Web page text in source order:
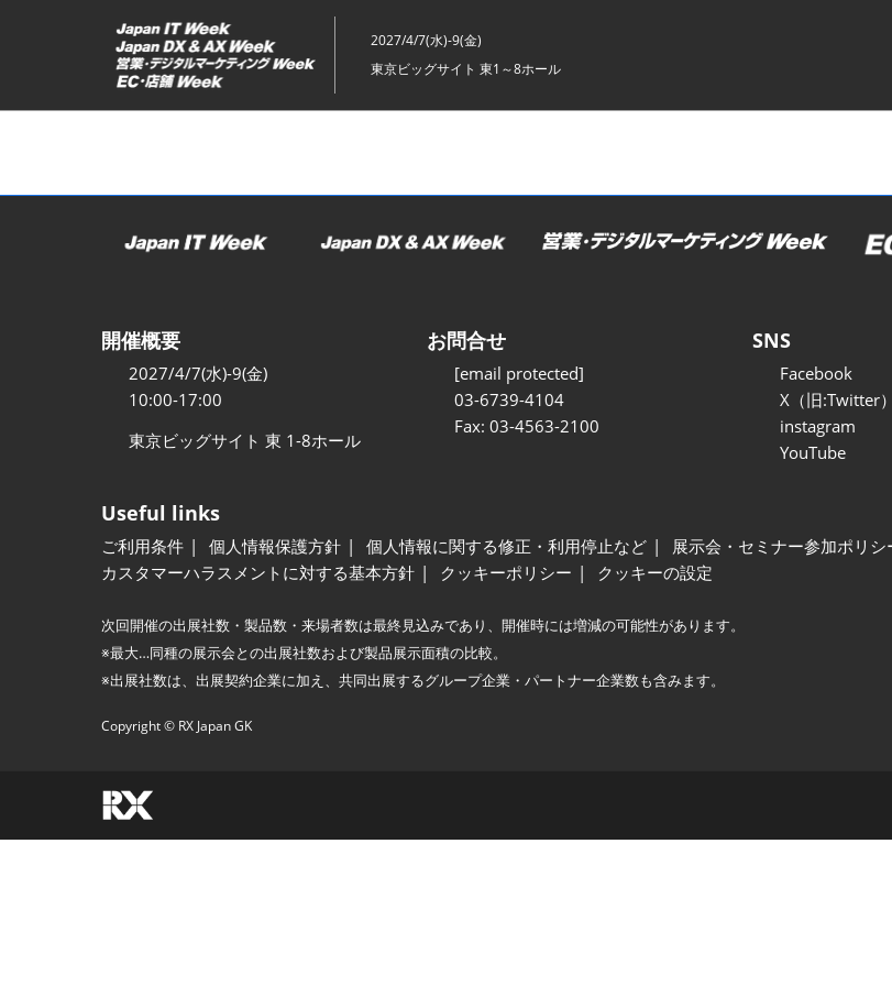
ッ
2027/4/7(水)-9(金)
東京ビッグサイト 東1～8ホール
開催概要
2027/4/7(水)-9(金)
10:00-17:00
東京ビッグサイト 東 1-8ホール
お問合せ
[email protected]
03-6739-4104
Fax: 03-4563-2100
SNS
Facebook
X（旧:Twitter）
instagram
YouTube
Useful links
ご利用条件 個人情報保護方針 個人情報に関する修正・利用停止など 展示会・セミナー参加ポリシ
カスタマーハラスメントに対する基本方針
クッキーポリシー クッキーの設定
次回開催の出展社数・製品数・来場者数は最終見込みであり、開催時には増減の可能性があります。
※最大…同種の展示会との出展社数および製品展示面積の比較。
※出展社数は、出展契約企業に加え、共同出展するグループ企業・パートナー企業数も含みます。
Copyright © RX Japan GK